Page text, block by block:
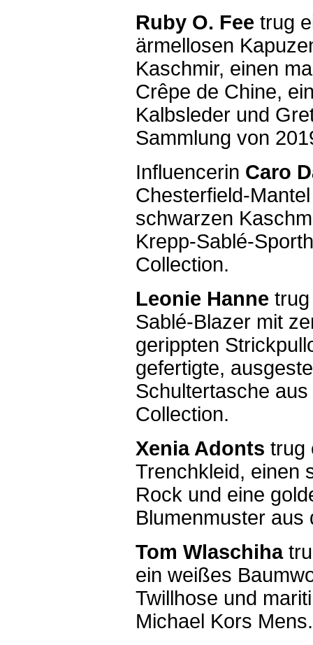
Ruby O. Fee trug
ärmellosen
Kaschmir, einen
Crêpe de Chine,
Kalbsleder und
Sammlung von
Influencerin Caro
Chesterfield-
schwarzen
Krepp-Sablé-
Collection.
Leonie Hanne
Sablé-Blazer mit
gerippten
gefertigte,
Schultertasche
Collection.
Xenia Adonts trug
Trenchkleid, einen
Rock und eine
Blumenmuster aus
Tom Wlaschiha
ein weißes
Twillhose und
Michael Kors Mens.